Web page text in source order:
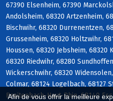
Afin de vous offrir la meilleure
67390 Elsenheim, 67390
Andolsheim, 68320 Artzenheim,
Bischwihr, 68320 Durrenentzen,
Grussenheim, 68320 Holtzwihr,
Houssen, 68320 Jebsheim, 68320
68320 Riedwihr, 68280
Wickerschwihr, 68320
Colmar, 68124 Logelbach, 68127
Breitenbach-Haut-Rhin, 68140